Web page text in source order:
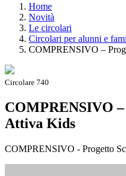
Home
Novità
Le circolari
Circolari per alunni e
COMPRENSIVO –
Circolare 740
COMPRENSIVO
Attiva Kids
COMPRENSIVO - Progetto